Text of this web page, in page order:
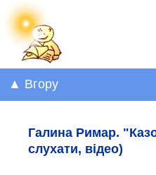
▲ Вгору
Галина Римар.
слухати, відео)